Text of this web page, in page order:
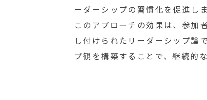
ーダーシップの習慣化を促進しま
このアプローチの効果は、参加
し付けられたリーダーシップ論
プ観を構築することで、継続的